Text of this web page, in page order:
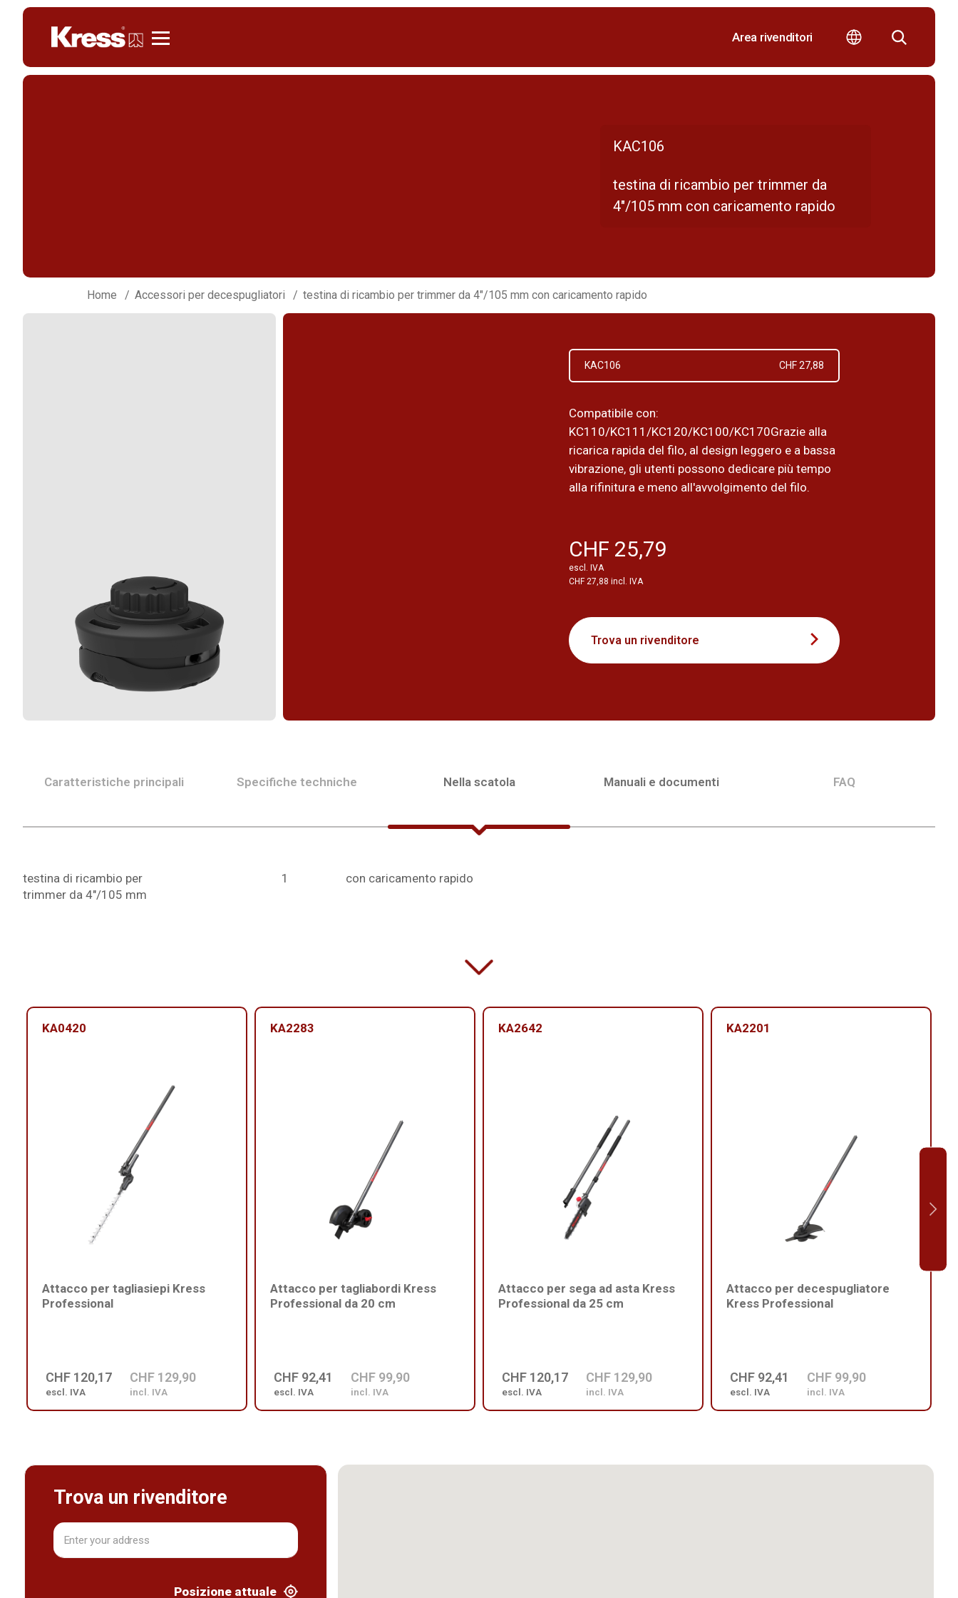
Area rivenditori
KAC106
testina di ricambio per trimmer da
4"/105 mm con caricamento rapido
Home Accessori per decespugliatori testina di ricambio per trimmer da 4"/105 mm con caricamento rapido
KAC106 CHF 27,88
Compatibile con:
KC110/KC111/KC120/KC100/KC170Grazie alla
ricarica rapida del filo, al design leggero e a bassa
vibrazione, gli utenti possono dedicare più tempo
alla rifinitura e meno all'avvolgimento del filo.
CHF 25,79
escl. IVA
CHF 27,88 incl. IVA
Trova un rivenditore
Caratteristiche principali Specifiche techniche Nella scatola Manuali e documenti FAQ
testina di ricambio per
trimmer da 4"/105 mm
con caricamento rapido
1
KA0420
Attacco per tagliasiepi Kress
Professional
CHF 120,17
escl. IVA
CHF 129,90
incl. IVA
KA2283
Attacco per tagliabordi Kress
Professional da 20 cm
CHF 92,41
escl. IVA
CHF 99,90
incl. IVA
KA2642
Attacco per sega ad asta Kress
Professional da 25 cm
CHF 120,17
escl. IVA
CHF 129,90
incl. IVA
KA2201
Attacco per decespugliatore
Kress Professional
CHF 92,41
escl. IVA
CHF 99,90
incl. IVA
Trova un rivenditore
Posizione attuale